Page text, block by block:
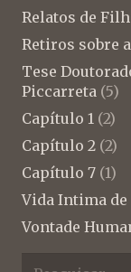
Relatos de
Retiros sobre
Tese
Piccarreta (5)
Capítulo 1 (2)
Capítulo 2 (2)
Capítulo 7 (1)
Vida Intima de
Vontade
Pesquisar